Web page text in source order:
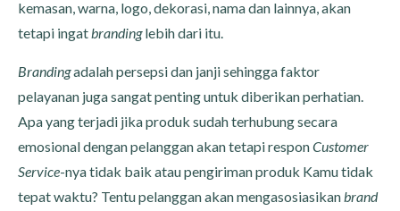
kemasan, warna, logo, dekorasi, nama dan lainnya, akan
tetapi ingatbrandinglebih dari itu.
Brandingadalah persepsi dan janji sehingga faktor
pelayanan juga sangat penting untuk diberikan perhatian.
Apa yang terjadi jika produk sudah terhubung secara
emosional dengan pelanggan akan tetapi responCustomer
Service-nya tidak baik atau pengiriman produk Kamu tidak
tepat waktu? Tentu pelanggan akan mengasosiasikan brand